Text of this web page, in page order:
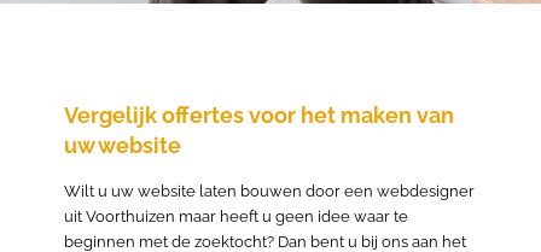
Vergelijk offertes voor het maken van
uw website
Wilt u uw website laten bouwen door een webdesigner
uit Voorthuizen maar heeft u geen idee waar te
beginnen met de zoektocht? Dan bent u bij ons aan het